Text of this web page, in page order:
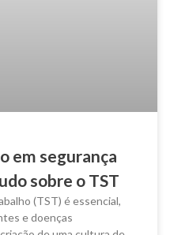
em segurança
sobre o TST
(TST) é essencial,
e doenças